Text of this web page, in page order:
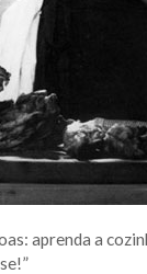
aprenda a